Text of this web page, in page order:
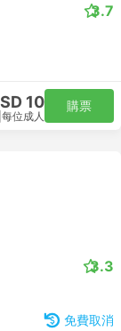
3.7
10
每位成人
購票
3.3
免費取消